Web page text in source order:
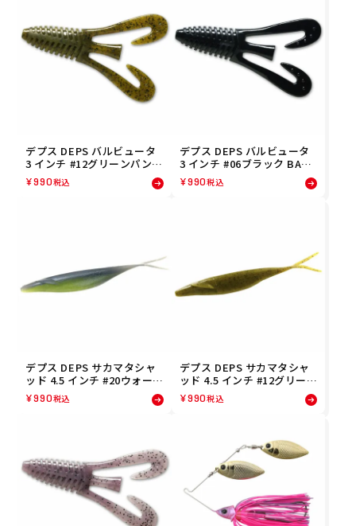
デプス DEPS バルビュータ
3 インチ #12グリーンパンプ
キン BARBUTE 3 inch フィ
ッシング 釣り ルアー 45445
¥990税込
デプス DEPS バルビュータ
3 インチ #06ブラック BARB
UTE 3 inch フィッシング 釣
り ルアー 4544565638064
¥990税込
デプス DEPS サカマタシャ
ッド 4.5 インチ #20ウォータ
ーメロンプロブルー SAKAM
ATA SHAD 4.5 inch フィッ
¥990税込
デプス DEPS サカマタシャ
ッド 4.5 インチ #12グリーン
パンプキン SAKAMATA SHA
D 4.5 inch フィッシング 釣
¥990税込